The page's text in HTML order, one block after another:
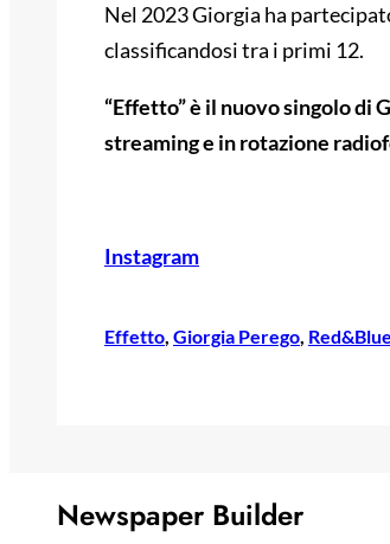
Nel 2023 Giorgia ha
classificandosi tra i primi 12.
“Effetto” è il nuovo singolo di
streaming e in rotazione
Instagram
Effetto, Giorgia Perego, Red&Blue
Newspaper Builder